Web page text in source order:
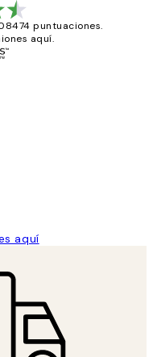
puntuaciones.
aquí.
aquí